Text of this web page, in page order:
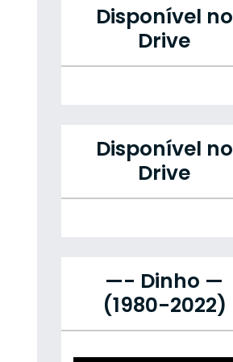
Disponível no
Drive
Disponível no
Drive
—- Dinho —
(1980-2022)